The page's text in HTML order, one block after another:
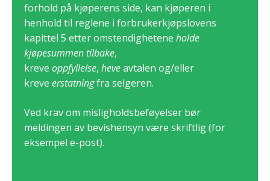
forhold på kjøperens side, kan kjøperen i
henhold til reglene i forbrukerkjøpslovens
kapittel 5 etter omstendighetene holde
kjøpesummen tilbake,
kreve oppfyllelse, heveavtalen og/eller
kreve erstatningfra selgeren.
Ved krav om misligholdsbeføyelser bør
meldingen av bevishensyn være skriftlig (for
eksempel e-post).